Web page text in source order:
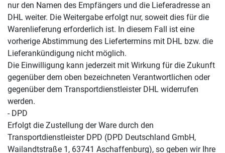
nur den Namen des Empfängers und die Lieferadresse an
DHL weiter. Die Weitergabe erfolgt nur, soweit dies für die
Warenlieferung erforderlich ist. In diesem Fall ist eine
vorherige Abstimmung des Liefertermins mit DHL bzw. die
Lieferankündigung nicht möglich.
Die Einwilligung kann jederzeit mit Wirkung für die Zukunft
gegenüber dem oben bezeichneten Verantwortlichen oder
gegenüber dem Transportdienstleister DHL widerrufen
werden.
- DPD
Erfolgt die Zustellung der Ware durch den
Transportdienstleister DPD (DPD Deutschland GmbH,
Wailandtstraße 1, 63741 Aschaffenburg), so geben wir Ihre